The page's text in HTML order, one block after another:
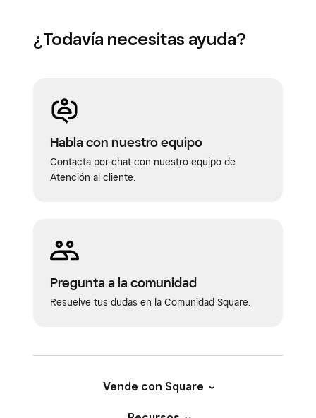
¿Todavía necesitas ayuda?
Habla con nuestro equipo
Contacta por chat con nuestro equipo de
Atención al cliente.
Pregunta a la comunidad
Resuelve tus dudas en la Comunidad Square.
Vende con Square